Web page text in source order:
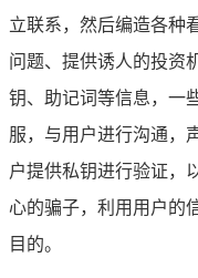
立联系，然后编造各种
问题、提供诱人的投资
钥、助记词等信息，一
服，与用户进行沟通，
户提供私钥进行验证，
心的骗子，利用用户的
目的。